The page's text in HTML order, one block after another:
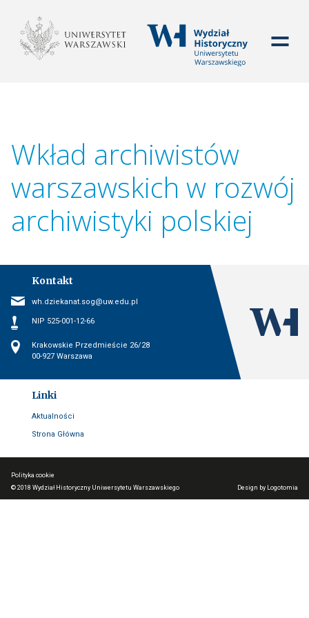
WYDZIAŁ
Wkład archiwistów
warszawskich w rozwój
archiwistyki polskiej
Kontakt
E-mailwh.dziekanat.sog@uw.edu.pl
NIP NIP 525-001-12-66
Adres Krakowskie Przedmieście 26/28
00-927 Warszawa
Linki
Aktualności
Strona Główna
© 2018 Wydział Historyczny Uniwersytetu Warszawskiego
Polityka cookie
Design by Logotomia